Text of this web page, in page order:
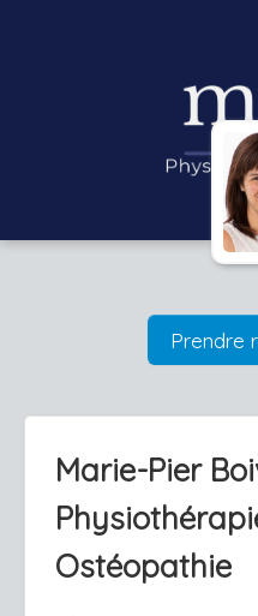
Prendre
Marie-Pier
Ostéopathie